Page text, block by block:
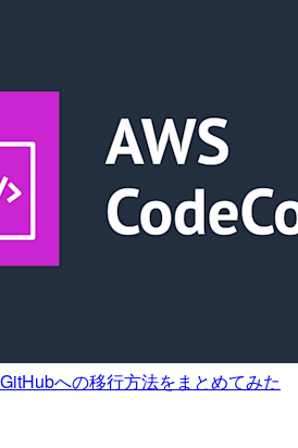
への移行方法をまとめてみた